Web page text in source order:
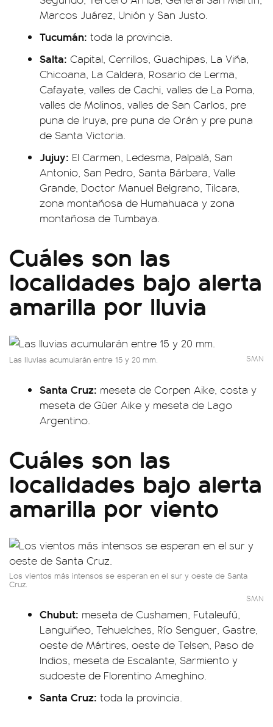
Marcos Juárez, Unión y San Justo.
Tucumán: toda la provincia.
Salta: Capital, Cerrillos, Guachipas, La Viña,
Chicoana, La Caldera, Rosario de Lerma,
Cafayate, valles de Cachi, valles de La Poma,
valles de Molinos, valles de San Carlos, pre
puna de Iruya, pre puna de Orán y pre puna
de Santa Victoria.
Jujuy: El Carmen, Ledesma, Palpalá, San
Antonio, San Pedro, Santa Bárbara, Valle
Grande, Doctor Manuel Belgrano, Tilcara,
zona montañosa de Humahuaca y zona
montañosa de Tumbaya.
Cuáles son las
localidades bajo alerta
amarilla por lluvia
Las lluvias acumularán entre 15 y 20 mm. SMN
Santa Cruz: meseta de Corpen Aike, costa y
meseta de Güer Aike y meseta de Lago
Argentino.
Cuáles son las
localidades bajo alerta
amarilla por viento
Los vientos más intensos se esperan en el sur y oeste de Santa
Cruz.
SMN
Chubut: meseta de Cushamen, Futaleufú,
Languiñeo, Tehuelches, Río Senguer, Gastre,
oeste de Mártires, oeste de Telsen, Paso de
Indios, meseta de Escalante, Sarmiento y
sudoeste de Florentino Ameghino.
Santa Cruz: toda la provincia.